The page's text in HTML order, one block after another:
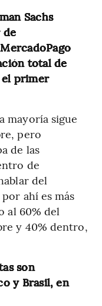
Sachs
de
total de
primer
mayoría sigue
pero
de las
de
del
ahí es más
al 60% del
y 40% dentro,
son
y Brasil, en